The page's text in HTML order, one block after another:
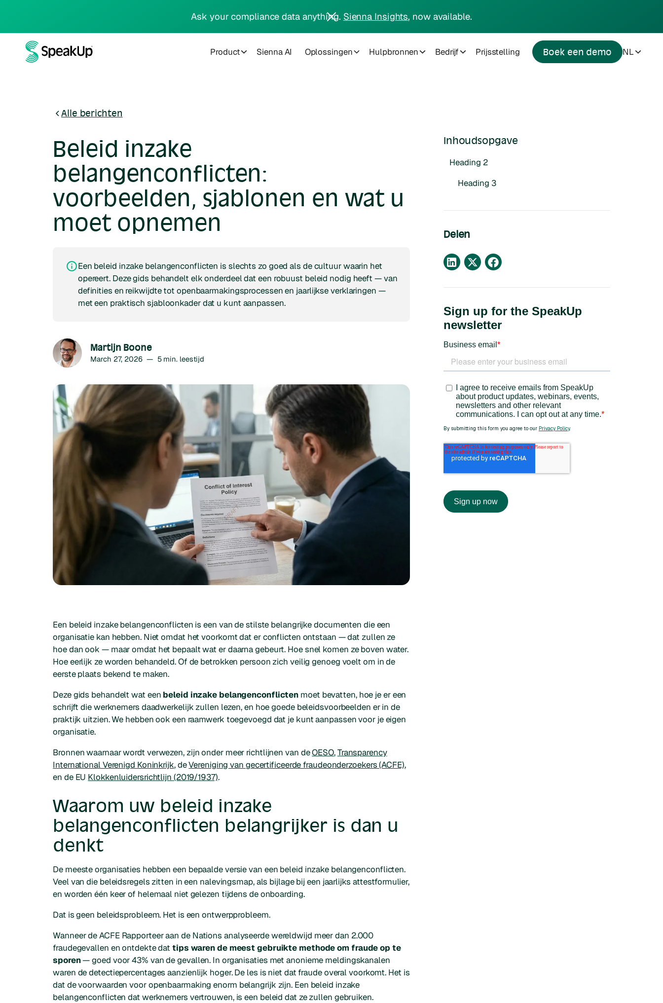
Ask your compliance data anything. Sienna Insights, now available.
Product Sienna AI Oplossingen Hulpbronnen Bedrijf Prijsstelling Boek een demo NL
Alle berichten
Beleid inzake
belangenconflicten:
voorbeelden, sjablonen en wat u
moet opnemen
Een beleid inzake belangenconflicten is slechts zo goed als de cultuur waarin het
opereert. Deze gids behandelt elk onderdeel dat een robuust beleid nodig heeft — van
definities en reikwijdte tot openbaarmakingsprocessen en jaarlijkse verklaringen —
met een praktisch sjabloonkader dat u kunt aanpassen.
Martijn Boone
March 27, 2026 — 5min. leestijd
Een beleid inzake belangenconflicten is een van de stilste belangrijke documenten die een
organisatie kan hebben. Niet omdat het voorkomt dat er conflicten ontstaan — dat zullen ze
hoe dan ook — maar omdat het bepaalt wat er daarna gebeurt. Hoe snel komen ze boven water.
Hoe eerlijk ze worden behandeld. Of de betrokken persoon zich veilig genoeg voelt om in de
eerste plaats bekend te maken.
Deze gids behandelt wat een beleid inzake belangenconflicten moet bevatten, hoe je er een
schrijft die werknemers daadwerkelijk zullen lezen, en hoe goede beleidsvoorbeelden er in de
praktijk uitzien. We hebben ook een raamwerk toegevoegd dat je kunt aanpassen voor je eigen
organisatie.
Bronnen waarnaar wordt verwezen, zijn onder meer richtlijnen van deOESO,Transparency
International Verenigd Koninkrijk, deVereniging van gecertificeerde fraudeonderzoekers (ACFE),
en de EU Klokkenluidersrichtlijn (2019/1937).
Waarom uw beleid inzake
belangenconflicten belangrijker is dan u
denkt
De meeste organisaties hebben een bepaalde versie van een beleid inzake belangenconflicten.
Veel van die beleidsregels zitten in een nalevingsmap, als bijlage bij een jaarlijks attestformulier,
en worden één keer of helemaal niet gelezen tijdens de onboarding.
Dat is geen beleidsprobleem. Het is een ontwerpprobleem.
Wanneer de ACFE Rapporteer aan de Nations analyseerde wereldwijd meer dan 2.000
fraudegevallen en ontdekte dattips waren de meest gebruikte methode om fraude op te
sporen— goed voor 43% van de gevallen. In organisaties met anonieme meldingskanalen
waren de detectiepercentages aanzienlijk hoger. De les is niet dat fraude overal voorkomt. Het is
dat de voorwaarden voor openbaarmaking enorm belangrijk zijn. Een beleid inzake
belangenconflicten dat werknemers vertrouwen, is een beleid dat ze zullen gebruiken.
Inhoudsopgave
Heading 2
Heading 3
Delen